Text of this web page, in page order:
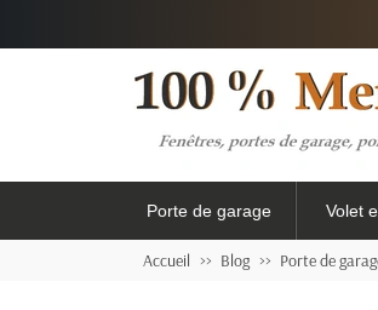
Porte de garage Volet
Accueil Blog Porte de